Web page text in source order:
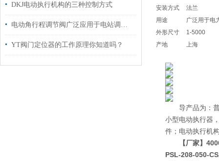
DKJ电动执行机构的三种控制方式
电动角行程调节阀广泛应用于电站调节系统中使用
YT阀门定位器的工作原理你知道吗？
安装方式
法兰
用途
广泛用于电
外形尺寸
1-5000
产地
上海
导产品为：普
小型电动执行器
件；电动执行机
【厂家】
PSL-208-050-